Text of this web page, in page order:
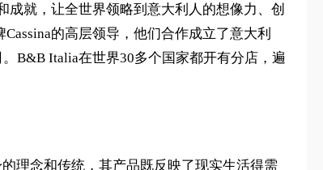
就，让全世界领略到意大利人的想像力、创
的高层领导，他们合作成立了意大利
B&B Italia在世界30多个国家都开有分店，遍
理念和传统，其产品既反映了现实生活得需